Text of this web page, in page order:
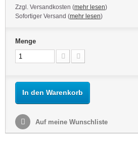
Zzgl. Versandkosten (mehr lesen)
Sofortiger Versand (mehr lesen)
Menge
In den Warenkorb
Auf meine Wunschliste